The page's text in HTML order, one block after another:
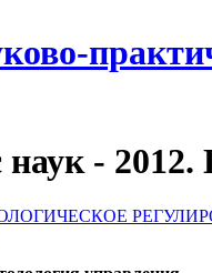
- 2012.